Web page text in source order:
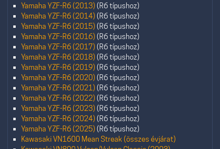
Yamaha YZF-R6 (2013) (R6 típushoz)
Yamaha YZF-R6 (2014) (R6 típushoz)
Yamaha YZF-R6 (2015) (R6 típushoz)
Yamaha YZF-R6 (2016) (R6 típushoz)
Yamaha YZF-R6 (2017) (R6 típushoz)
Yamaha YZF-R6 (2018) (R6 típushoz)
Yamaha YZF-R6 (2019) (R6 típushoz)
Yamaha YZF-R6 (2020) (R6 típushoz)
Yamaha YZF-R6 (2021) (R6 típushoz)
Yamaha YZF-R6 (2022) (R6 típushoz)
Yamaha YZF-R6 (2023) (R6 típushoz)
Yamaha YZF-R6 (2024) (R6 típushoz)
Yamaha YZF-R6 (2025) (R6 típushoz)
Kawasaki VN1600 Mean Streak (összes évjárat)